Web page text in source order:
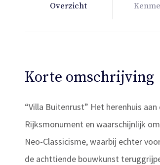
Overzicht
Korte omschrijving
“Villa Buitenrust” Het herenhuis
Rijksmonument en waarschijnlijk
Neo-Classicisme, waarbij echter
de achttiende bouwkunst